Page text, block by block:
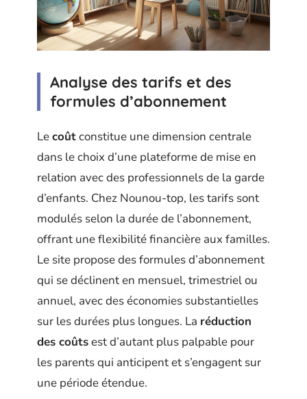
Analyse des tarifs et des
formules d’abonnement
Lecoûtconstitue une dimension centrale
dans le choix d’une plateforme de mise en
relation avec des professionnels de la garde
d’enfants. Chez Nounou-top, les tarifs sont
modulés selon la durée de l’abonnement,
offrant une flexibilité financière aux familles.
Le site propose des formules d’abonnement
qui se déclinent en mensuel, trimestriel ou
annuel, avec des économies substantielles
sur les durées plus longues. La réduction
des coûtsest d’autant plus palpable pour
les parents qui anticipent et s’engagent sur
une période étendue.